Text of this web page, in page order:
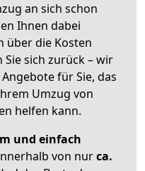
an sich schon
Ihnen dabei
über die Kosten
Sie sich zurück – wir
für Sie, das
Umzug von
helfen kann.
und einfach
von nurca.